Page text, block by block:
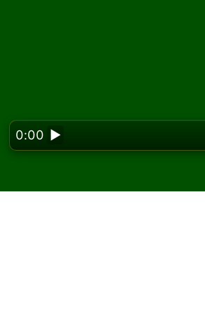
0:00 ▶